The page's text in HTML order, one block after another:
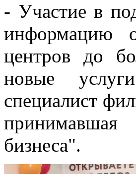
- Участие в
информацию
центров до
новые
специалист
бизнеса".